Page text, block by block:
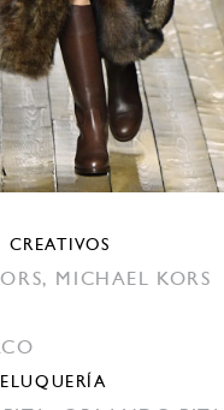
CREATIVOS
MICHAEL KORS